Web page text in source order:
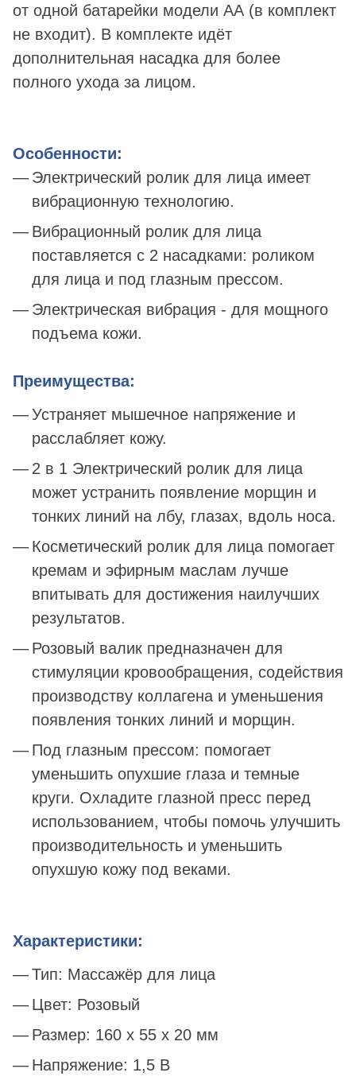
от одной батарейки модели АА (в комплект
не входит). В комплекте идёт
дополнительная насадка для более
полного ухода за лицом.
Особенности:
Электрический ролик для лица имеет
вибрационную технологию.
Вибрационный ролик для лица
поставляется с 2 насадками: роликом
для лица и под глазным прессом.
Электрическая вибрация - для мощного
подъема кожи.
Преимущества:
Устраняет мышечное напряжение и
расслабляет кожу.
2 в 1 Электрический ролик для лица
может устранить появление морщин и
тонких линий на лбу, глазах, вдоль носа.
Косметический ролик для лица помогает
кремам и эфирным маслам лучше
впитывать для достижения наилучших
результатов.
Розовый валик предназначен для
стимуляции кровообращения, содействия
производству коллагена и уменьшения
появления тонких линий и морщин.
Под глазным прессом: помогает
уменьшить опухшие глаза и темные
круги. Охладите глазной пресс перед
использованием, чтобы помочь улучшить
производительность и уменьшить
опухшую кожу под веками.
Характеристики:
Тип: Массажёр для лица
Цвет: Розовый
Размер: 160 х 55 х 20 мм
Напряжение: 1,5 В